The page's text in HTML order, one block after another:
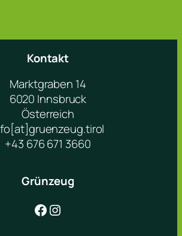
Kontakt
Marktgraben 14
6020 Innsbruck
Österreich
+43 676 671 3660
Grünzeug
Facebook Instagram